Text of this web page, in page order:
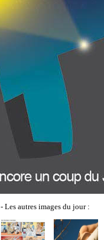
- Les autres images du jour :